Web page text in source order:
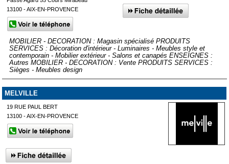
13100 - AIX-EN-PROVENCE
MOBILIER - DECORATION : Magasin spécialisé PRODUITS
SERVICES : Décoration d'intérieur - Luminaires - Meubles style et
contemporain - Mobilier extérieur - Salons et canapés ENSEIGNES :
Autres MOBILIER - DECORATION : Vente PRODUITS SERVICES :
Sièges - Meubles design
MELVILLE
19 RUE PAUL BERT
13100 - AIX-EN-PROVENCE